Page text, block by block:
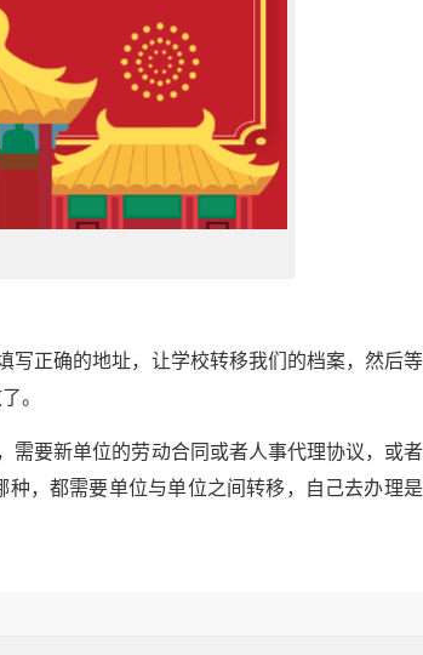
写正确的地址，让学校转移我们的档案，然后
。
需要新单位的劳动合同或者人事代理协议，或
，都需要单位与单位之间转移，自己去办理